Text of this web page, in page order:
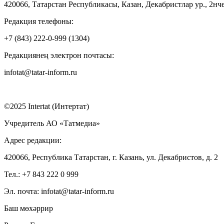
420066, Татарстан Республикасы, Казан, Декабристлар ур.,
Редакция телефоны:
+7 (843) 222-0-999 (1304)
Редакциянең электрон почтасы:
infotat@tatar-inform.ru
©2025 Intertat (Интертат)
Учредитель АО «Татмедиа»
Адрес редакции:
420066, Республика Татарстан, г. Казань, ул. Декабристов, д. 2
Тел.: +7 843 222 0 999
Эл. почта: infotat@tatar-inform.ru
Баш мөхәррир